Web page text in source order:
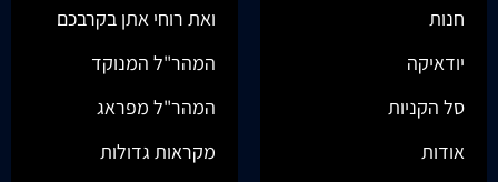
חנות
יודאיקה
סל הקניות
אודות
ואת רוחי אתן בקרבכם
המהר"ל המנוקד
המהר"ל מפראג
מקראות גדולות